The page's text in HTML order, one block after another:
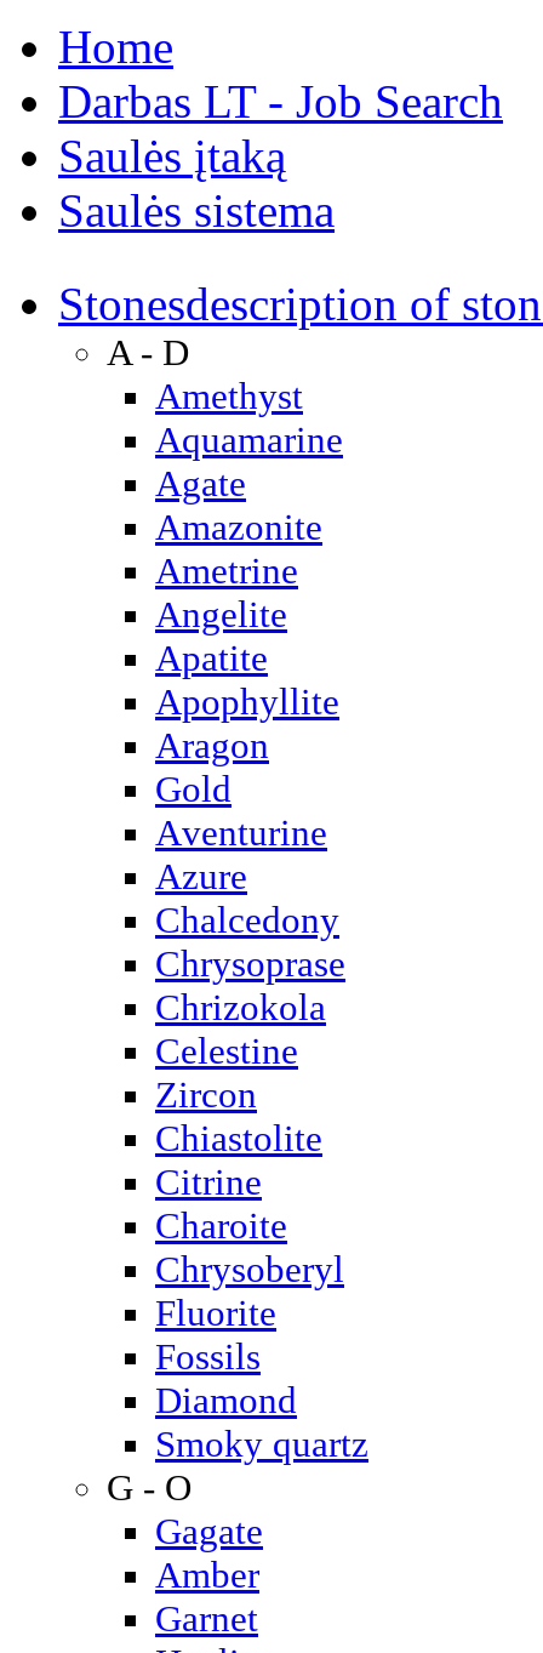
Home
Darbas LT - Job Search
Saulės įtaką
Saulės sistema
Stonesdescription of
A - D
Amethyst
Aquamarine
Agate
Amazonite
Ametrine
Angelite
Apatite
Apophyllite
Aragon
Gold
Аventurine
Azure
Chalcedony
Chrysoprase
Chrizokola
Celestine
Zircon
Chiastolite
Citrine
Charoite
Chrysoberyl
Fluorite
Fossils
Diamond
Smoky quartz
G - O
Gagate
Amber
Garnet